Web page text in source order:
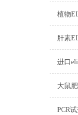
肝素